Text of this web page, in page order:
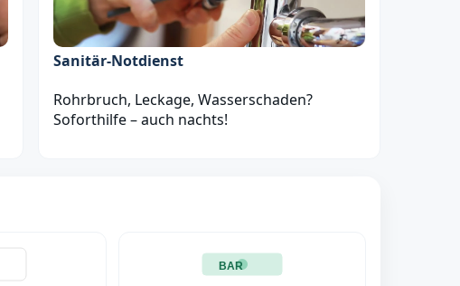
Sanitär‑Notdienst
Rohrbruch, Leckage, Wasserschaden?
Soforthilfe – auch nachts!
BAR